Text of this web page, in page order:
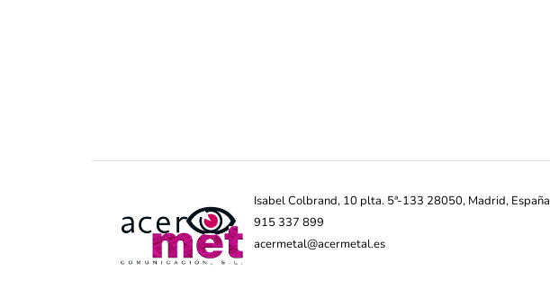
Isabel Colbrand, 10 plta. 5ª-133 28050, Madrid, España
915 337 899
acermetal@acermetal.es